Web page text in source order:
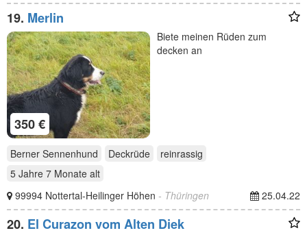
19. Merlin
350 €
Biete meinen Rüden zum
decken an
Berner Sennenhund Deckrüde
reinrassig
5 Jahre 7 Monate alt
99994 Nottertal-Heilinger Höhen - Thüringen 25.04.22
20. El Curazon vom Alten Diek